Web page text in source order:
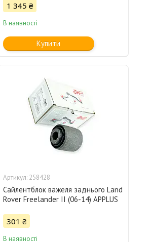
1 345 ₴
В наявності
Купити
258428
Сайлентблок важеля заднього Land
Rover Freelander II (06-14) APPLUS
301 ₴
В наявності